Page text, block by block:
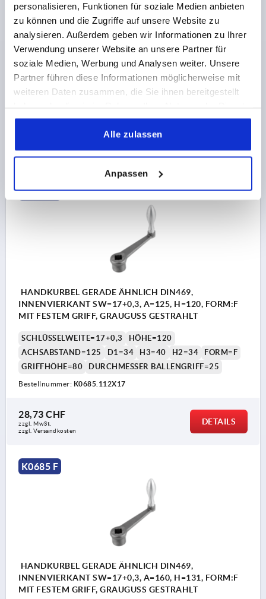
personalisieren, Funktionen für soziale Medien anbieten
zu können und die Zugriffe auf unsere Website zu
analysieren. Außerdem geben wir Informationen zu Ihrer
Verwendung unserer Website an unsere Partner für
soziale Medien, Werbung und Analysen weiter. Unsere
Partner führen diese Informationen möglicherweise mit
weiteren Daten zusammen, die Sie ihnen bereitgestellt
gesammelt haben.
Alle zulassen
Anpassen
HANDKURBEL GERADE ÄHNLICH DIN469,
INNENVIERKANT SW=14+0,3, A=125, H=120, FORM:F
MIT FESTEM GRIFF, GRAUGUSS GESTRAHLT
SCHLÜSSELWEITE=14+0,3
HÖHE=120
ACHSABSTAND=125
D1=34 H3=40 H2=34
FORM=F
GRIFFHÖHE=80
DURCHMESSER BALLENGRIFF=25
zzgl. MwSt.
zzgl. Versandkosten
K0685 F
HANDKURBEL GERADE ÄHNLICH DIN469,
INNENVIERKANT SW=17+0,3, A=125, H=120, FORM:F
MIT FESTEM GRIFF, GRAUGUSS GESTRAHLT
SCHLÜSSELWEITE=17+0,3
HÖHE=120
ACHSABSTAND=125
D1=34 H3=40 H2=34
FORM=F
GRIFFHÖHE=80
DURCHMESSER BALLENGRIFF=25
Bestellnummer: K0685.112X17
28,73 CHF
zzgl. MwSt.
zzgl. Versandkosten
DETAILS
K0685 F
HANDKURBEL GERADE ÄHNLICH DIN469,
INNENVIERKANT SW=17+0,3, A=160, H=131, FORM:F
MIT FESTEM GRIFF, GRAUGUSS GESTRAHLT